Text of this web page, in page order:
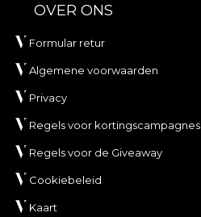
OVER ONS
Formular retur
Algemene voorwaarden
Privacy
Regels voor kortingscampagnes
Regels voor de Giveaway
Cookiebeleid
Kaart